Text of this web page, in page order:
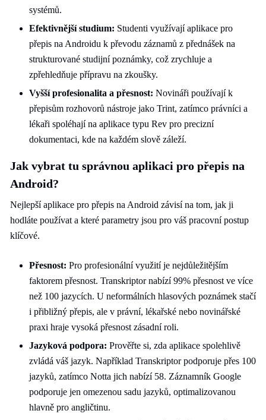
systémů.
Efektivnější studium: Studenti využívají aplikace pro
přepis na Androidu k převodu záznamů z přednášek na
strukturované studijní poznámky, což zrychluje a
zpřehledňuje přípravu na zkoušky.
Vyšší profesionalita a přesnost: Novináři používají k
přepisům rozhovorů nástroje jako Trint, zatímco právníci a
lékaři spoléhají na aplikace typu Rev pro precizní
dokumentaci, kde na každém slově záleží.
Jak vybrat tu správnou aplikaci pro přepis na
Android?
Nejlepší aplikace pro přepis na Android závisí na tom, jak ji
hodláte používat a které parametry jsou pro váš pracovní postup
klíčové.
Přesnost: Pro profesionální využití je nejdůležitějším
faktorem přesnost. Transkriptor nabízí 99% přesnost ve více
než 100 jazycích. U neformálních hlasových poznámek stačí
i přibližný přepis, ale v právní, lékařské nebo novinářské
praxi hraje vysoká přesnost zásadní roli.
Jazyková podpora: Prověřte si, zda aplikace spolehlivě
zvládá váš jazyk. Například Transkriptor podporuje přes 100
jazyků, zatímco Notta jich nabízí 58. Záznamník Google
podporuje jen omezenou sadu jazyků, optimalizovanou
hlavně pro angličtinu.